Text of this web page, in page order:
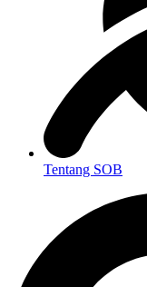
Tentang SOB